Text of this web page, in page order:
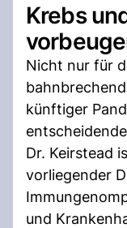
Krebs
Nicht nur für
künftiger
Dr. Keirstead
vorliegender
und